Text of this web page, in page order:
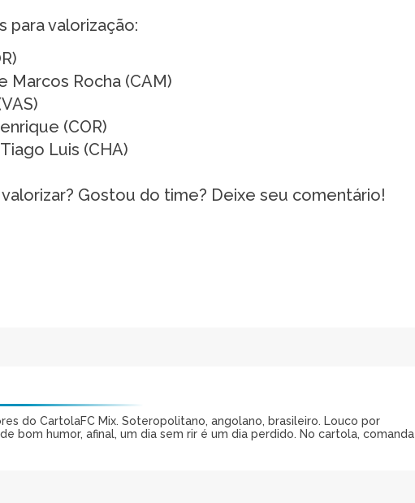
para valorização:
Marcos Rocha (CAM)
(COR)
Luis (CHA)
Gostou do time? Deixe seu comentário!
do CartolaFC Mix. Soteropolitano, angolano, brasileiro. Louco por
bom humor, afinal, um dia sem rir é um dia perdido. No cartola, comanda